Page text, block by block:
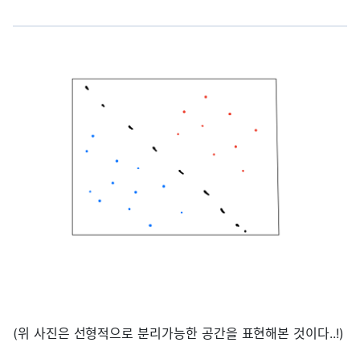
(위 사진은 선형적으로 분리가능한 공간을 표현해본 것이다..!)